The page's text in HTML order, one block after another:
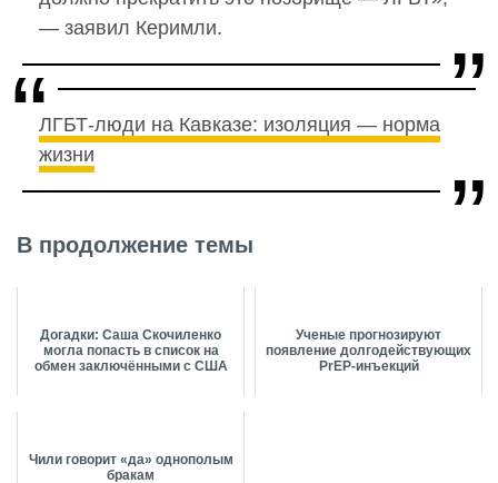
— заявил Керимли.
ЛГБТ-люди на Кавказе: изоляция — норма
жизни
В продолжение темы
Догадки: Саша Скочиленко
могла попасть в список на
обмен заключёнными с США
Ученые прогнозируют
появление долгодействующих
PrEP-инъекций
Чили говорит «‎да» однополым
бракам